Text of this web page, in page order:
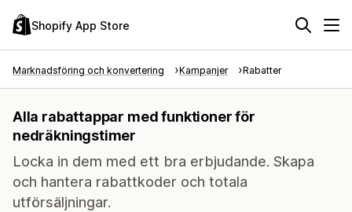
Shopify App Store
Marknadsföring och konvertering Kampanjer Rabatter
Alla rabattappar med funktioner för
nedräkningstimer
Locka in dem med ett bra erbjudande. Skapa
och hantera rabattkoder och totala
utförsäljningar.